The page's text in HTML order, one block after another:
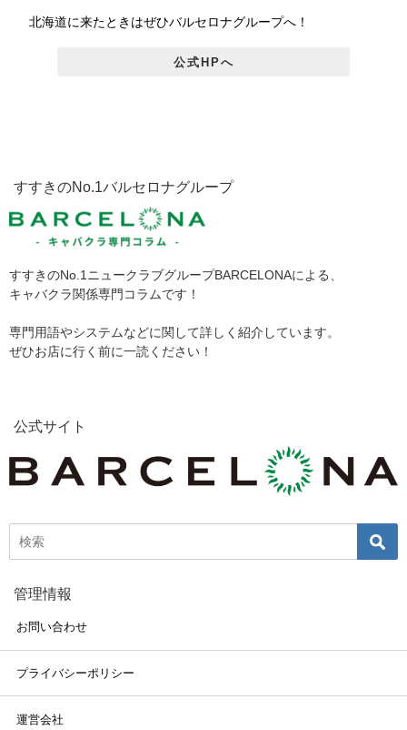
北海道に来たときはぜひバルセロナグループへ！
公式HPへ
すすきのNo.1バルセロナグループ
すすきのNo.1ニュークラブグループBARCELONAによる、
キャバクラ関係専門コラムです！
専門用語やシステムなどに関して詳しく紹介しています。
ぜひお店に行く前に一読ください！
公式サイト
管理情報
お問い合わせ
プライバシーポリシー
運営会社